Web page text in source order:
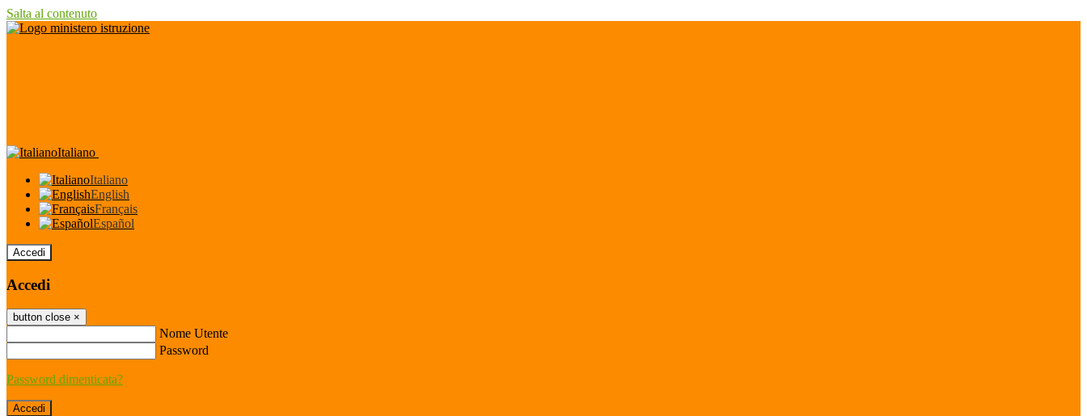
Salta al contenuto
Italiano
Italiano
English
Français
Español
Accedi
Accedi
button close ×
Nome Utente
Password
Password dimenticata?